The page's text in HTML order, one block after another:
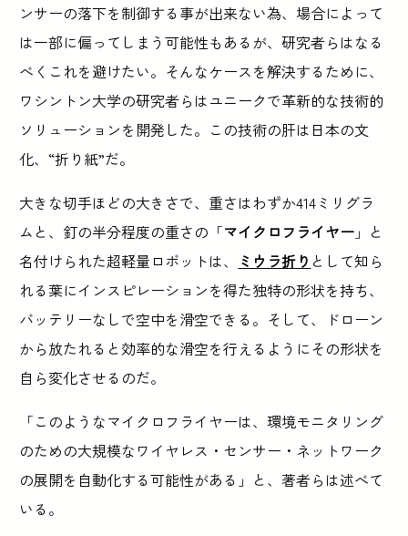
ンサーの落下を制御する事が出来ない為、場合によって
は一部に偏ってしまう可能性もあるが、研究者らはなる
べくこれを避けたい。そんなケースを解決するために、
ワシントン大学の研究者らはユニークで革新的な技術的
ソリューションを開発した。この技術の肝は日本の文
化、“折り紙”だ。
大きな切手ほどの大きさで、重さはわずか414ミリグラ
ムと、釘の半分程度の重さの「マイクロフライヤー 」と
名付けられた超軽量ロボットは、
ミウラ折り として知ら
れる葉にインスピレーションを得た独特の形状を持ち、
バッテリーなしで空中を滑空できる。そして、ドローン
から放たれると効率的な滑空を行えるようにその形状を
自ら変化させるのだ。
「このようなマイクロフライヤーは、環境モニタリング
のための大規模なワイヤレス・センサー・ネットワーク
の展開を自動化する可能性がある」と、著者らは述べて
いる。